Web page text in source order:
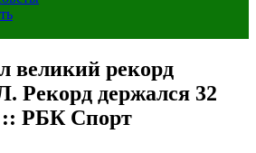
великий рекорд
Рекорд держался 32
:: РБК Спорт